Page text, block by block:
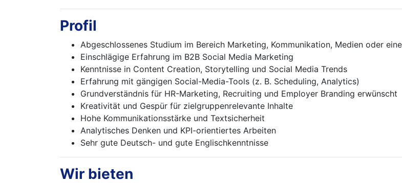
Profil
Abgeschlossenes Studium im Bereich Marketing, Kommunikation, Medien oder
Einschlägige Erfahrung im B2B Social Media Marketing
Kenntnisse in Content Creation, Storytelling und Social Media Trends
Erfahrung mit gängigen Social-Media-Tools (z. B. Scheduling, Analytics)
Grundverständnis für HR-Marketing, Recruiting und Employer Branding erwünscht
Kreativität und Gespür für zielgruppenrelevante Inhalte
Hohe Kommunikationsstärke und Textsicherheit
Analytisches Denken und KPI-orientiertes Arbeiten
Sehr gute Deutsch- und gute Englischkenntnisse
Wir bieten